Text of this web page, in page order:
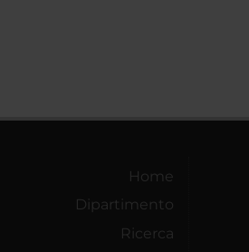
Home
Dipartimento
Ricerca